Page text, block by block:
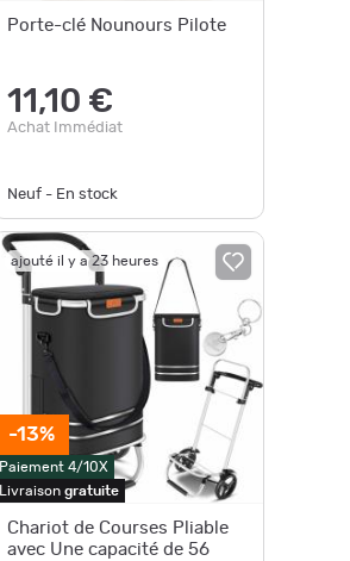
Porte-clé Nounours Pilote
11,10 €
Achat Immédiat
Neuf - En stock
ajouté il y a 23 heures
-13%
Paiement 4/10X
Livraisongratuite
Chariot de Courses Pliable
avec Une capacité de 56